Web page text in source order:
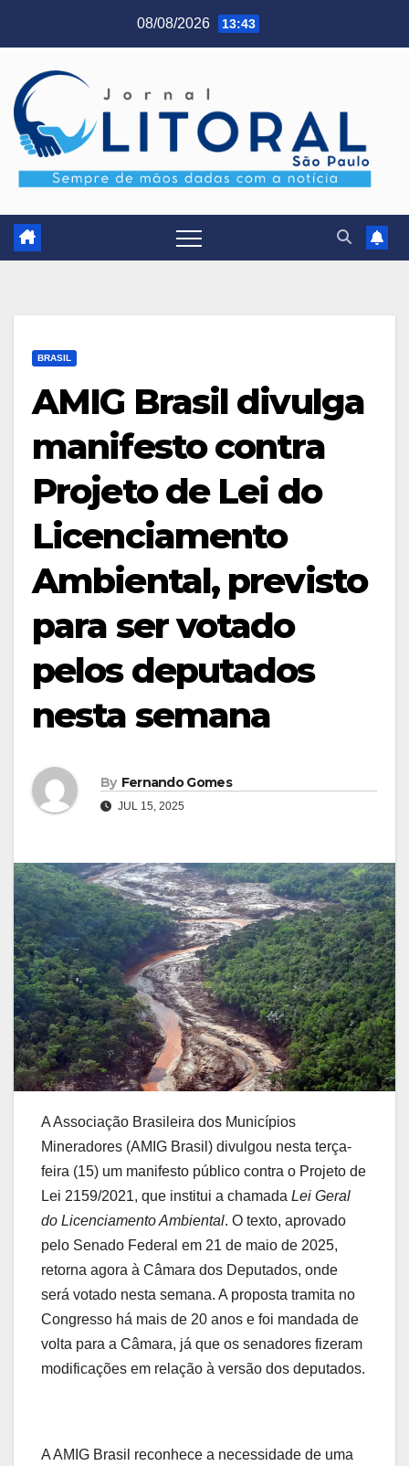
08/08/2026 13:43
BRASIL
AMIG Brasil divulga
manifesto contra
Projeto de Lei do
Licenciamento
Ambiental, previsto
para ser votado
pelos deputados
nesta semana
By Fernando Gomes
JUL 15, 2025
A Associação Brasileira dos Municípios
Mineradores (AMIG Brasil) divulgou nesta terça-
feira (15) um manifesto público contra o Projeto de
Lei 2159/2021, que institui a chamada Lei Geral
do Licenciamento Ambiental. O texto, aprovado
pelo Senado Federal em 21 de maio de 2025,
retorna agora à Câmara dos Deputados, onde
será votado nesta semana. A proposta tramita no
Congresso há mais de 20 anos e foi mandada de
volta para a Câmara, já que os senadores fizeram
modificações em relação à versão dos deputados.
A AMIG Brasil reconhece a necessidade de uma